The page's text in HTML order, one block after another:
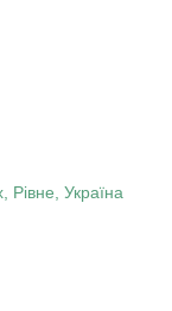
Рівне, Україна